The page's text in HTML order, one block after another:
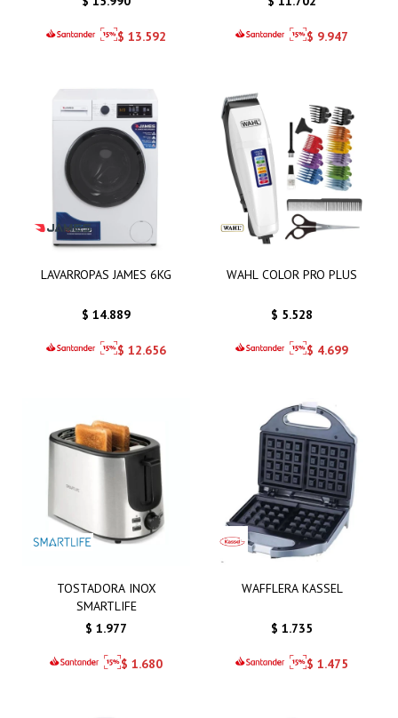
$ 13.592 $ 9.947
LAVARROPAS JAMES 6KG
$ 14.889
$ 12.656
WAHL COLOR PRO PLUS
$ 5.528
$ 4.699
TOSTADORA INOX
SMARTLIFE
$ 1.977
$ 1.680
WAFFLERA KASSEL
$ 1.735
$ 1.475